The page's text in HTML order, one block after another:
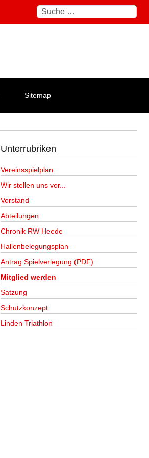
Suchen
Sitemap
Unterrubriken
Vereinsspielplan
Wir stellen uns vor...
Vorstand
Abteilungen
Chronik RW Heede
Hallenbelegungsplan
Antrag Spielverlegung (PDF)
Mitglied werden
Satzung
Schutzkonzept
Linden Triathlon